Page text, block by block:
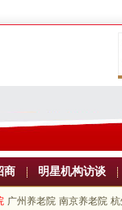
商 明星机构访谈
广州养老院 南京养老院